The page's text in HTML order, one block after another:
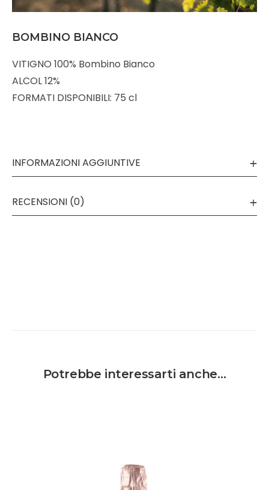
BOMBINO BIANCO
VITIGNO 100% Bombino Bianco
ALCOL 12%
FORMATI DISPONIBILI: 75 cl
INFORMAZIONI AGGIUNTIVE
RECENSIONI (0)
Potrebbe interessarti anche…